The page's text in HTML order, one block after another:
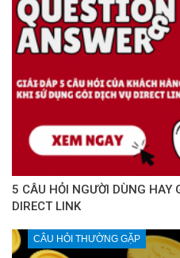
5 CÂU HỎI NGƯỜI DÙNG HAY
DIRECT LINK
CÂU HỎI THƯỜNG GẶP